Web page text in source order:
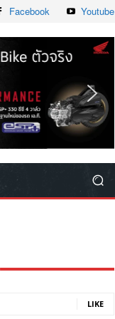
Facebook Youtube
LIKE